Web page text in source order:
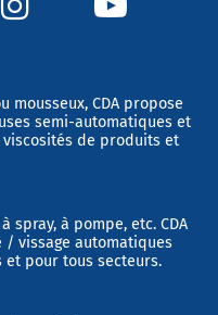
mousseux, CDA propose
semi-automatiques et
de produits et
spray, à pompe, etc. CDA
/ vissage automatiques
et pour tous secteurs.